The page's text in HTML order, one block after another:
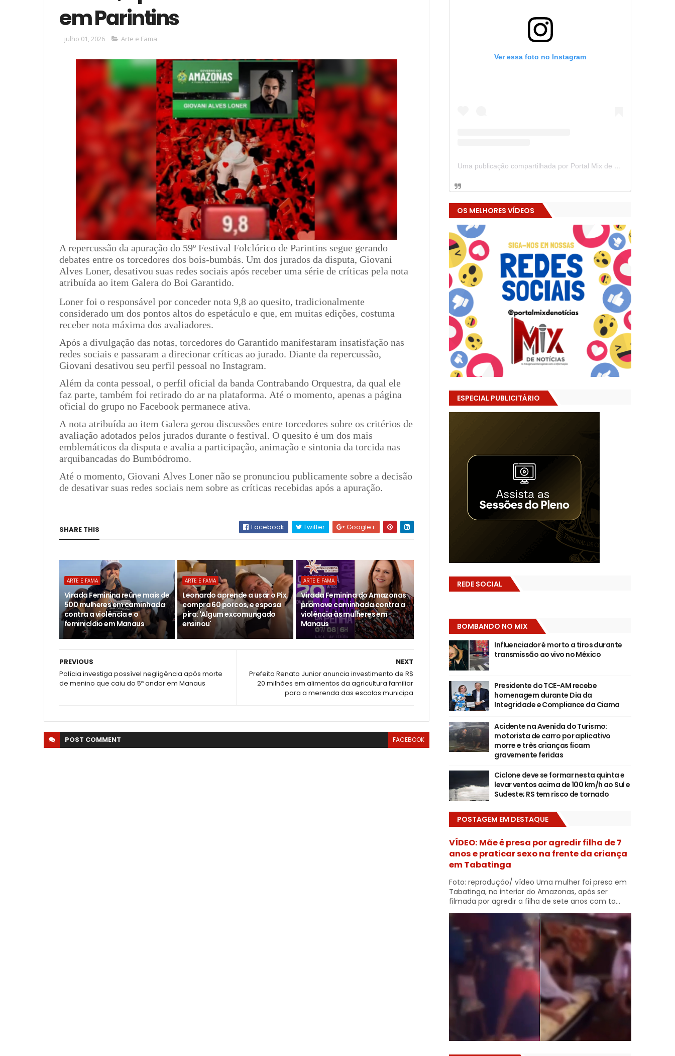
em Parintins
julho 01, 2026 Arte e Fama
A repercussão da apuração do 59º Festival Folclórico de Parintins segue gerando
debates entre os torcedores dos bois-bumbás. Um dos jurados da disputa, Giovani
Alves Loner, desativou suas redes sociais após receber uma série de críticas pela nota
atribuída ao item Galera do Boi Garantido.
Loner foi o responsável por conceder nota 9,8 ao quesito, tradicionalmente
considerado um dos pontos altos do espetáculo e que, em muitas edições, costuma
receber nota máxima dos avaliadores.
Após a divulgação das notas, torcedores do Garantido manifestaram insatisfação nas
redes sociais e passaram a direcionar críticas ao jurado. Diante da repercussão,
Giovani desativou seu perfil pessoal no Instagram.
Além da conta pessoal, o perfil oficial da banda Contrabando Orquestra, da qual ele
faz parte, também foi retirado do ar na plataforma. Até o momento, apenas a página
oficial do grupo no Facebook permanece ativa.
A nota atribuída ao item Galera gerou discussões entre torcedores sobre os critérios de
avaliação adotados pelos jurados durante o festival. O quesito é um dos mais
emblemáticos da disputa e avalia a participação, animação e sintonia da torcida nas
arquibancadas do Bumbódromo.
Até o momento, Giovani Alves Loner não se pronunciou publicamente sobre a decisão
de desativar suas redes sociais nem sobre as críticas recebidas após a apuração.
SHARE THIS Facebook Twitter Google+
ARTE E FAMA
Virada Feminina reúne mais de
500 mulheres em caminhada
contra a violência e o
feminicídio em Manaus
ARTE E FAMA
Leonardo aprende a usar o Pix,
compra 60 porcos, e esposa
pira: 'Algum excomungado
ensinou'
ARTE E FAMA
Virada Feminina do Amazonas
promove caminhada contra a
violência às mulheres em
Manaus
NEXT
Prefeito Renato Junior anuncia investimento de R$
20 milhões em alimentos da agricultura familiar
para a merenda das escolas municipa
PREVIOUS
Polícia investiga possível negligência após morte
de menino que caiu do 5º andar em Manaus
POST COMMENT FACEBOOK
Ver essa foto no Instagram
Uma publicação compartilhada por Portal Mix de Notícias (@portalmixdenoticias)
OS MELHORES VÍDEOS
ESPECIAL PUBLICITÁRIO
REDE SOCIAL
BOMBANDO NO MIX
Influenciador é morto a tiros durante
transmissão ao vivo no México
Presidente do TCE-AM recebe
homenagem durante Dia da
Integridade e Compliance da Ciama
Acidente na Avenida do Turismo:
motorista de carro por aplicativo
morre e três crianças ficam
gravemente feridas
Ciclone deve se formar nesta quinta e
levar ventos acima de 100 km/h ao Sul e
Sudeste; RS tem risco de tornado
POSTAGEM EM DESTAQUE
VÍDEO: Mãe é presa por agredir filha de 7
anos e praticar sexo na frente da criança
em Tabatinga
Foto: reprodução/ vídeo Uma mulher foi presa em
Tabatinga, no interior do Amazonas, após ser
filmada por agredir a filha de sete anos com ta...